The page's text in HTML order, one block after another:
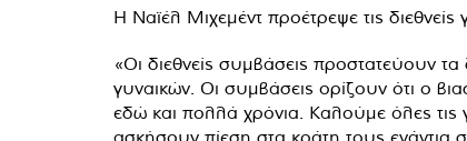
Η Ναϊέλ Μιχεμέντ προέτρεψε τις
«Οι διεθνείς συμβάσεις προστατεύουν
γυναικών. Οι συμβάσεις ορίζουν ότι ο
εδώ και πολλά χρόνια. Καλούμε όλες τις
ασκήσουν πίεση στα κράτη τους ενάντια